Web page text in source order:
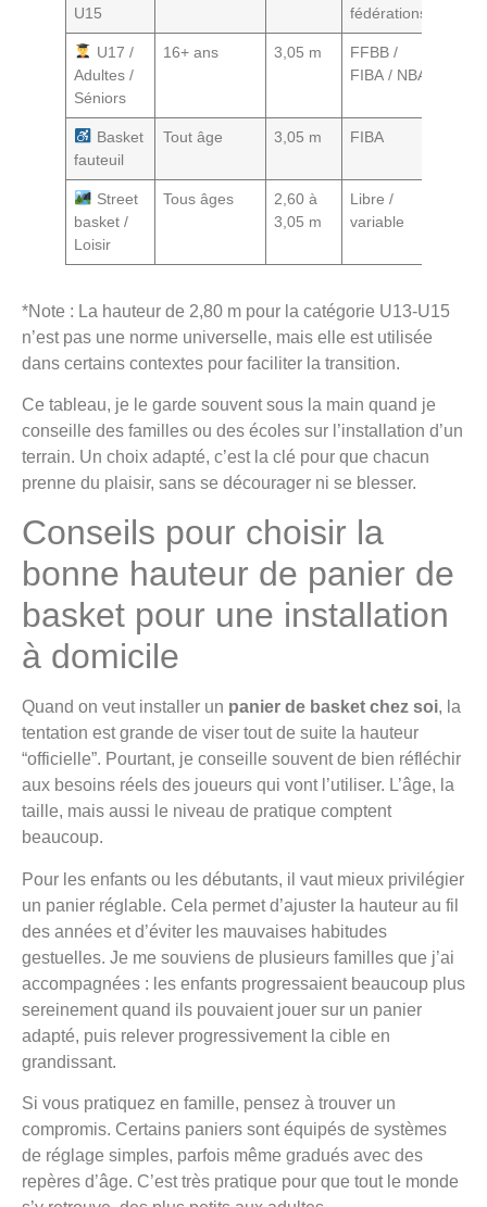
U15
fédérations
U17 /
Adultes /
Séniors
16+ ans 3,05 m
FFBB /
FIBA / NBA
Basket
fauteuil
Tout âge 3,05 m FIBA
Street
basket /
Loisir
Tous âges
2,60 à
3,05 m
Libre /
variable
*Note : La hauteur de 2,80 m pour la catégorie U13-U15
n’est pas une norme universelle, mais elle est utilisée
dans certains contextes pour faciliter la transition.
Ce tableau, je le garde souvent sous la main quand je
conseille des familles ou des écoles sur l’installation d’un
terrain. Un choix adapté, c’est la clé pour que chacun
prenne du plaisir, sans se décourager ni se blesser.
Conseils pour choisir la
bonne hauteur de panier de
basket pour une installation
à domicile
Quand on veut installer un panier de basket chez soi, la
tentation est grande de viser tout de suite la hauteur
“officielle”. Pourtant, je conseille souvent de bien réfléchir
aux besoins réels des joueurs qui vont l’utiliser. L’âge, la
taille, mais aussi le niveau de pratique comptent
beaucoup.
Pour les enfants ou les débutants, il vaut mieux privilégier
un panier réglable. Cela permet d’ajuster la hauteur au fil
des années et d’éviter les mauvaises habitudes
gestuelles. Je me souviens de plusieurs familles que j’ai
accompagnées : les enfants progressaient beaucoup plus
sereinement quand ils pouvaient jouer sur un panier
adapté, puis relever progressivement la cible en
grandissant.
Si vous pratiquez en famille, pensez à trouver un
compromis. Certains paniers sont équipés de systèmes
de réglage simples, parfois même gradués avec des
repères d’âge. C’est très pratique pour que tout le monde